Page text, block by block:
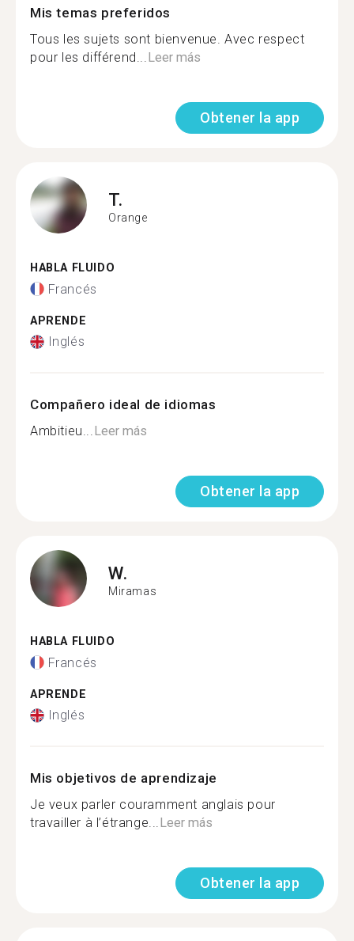
Mis temas preferidos
Tous les sujets sont bienvenue. Avec respect
pour les différend...Leer más
Obtener la app
T.
Orange
HABLA FLUIDO
Francés
APRENDE
Inglés
Compañero ideal de idiomas
Ambitieu...Leer más
Obtener la app
W.
Miramas
HABLA FLUIDO
Francés
APRENDE
Inglés
Mis objetivos de aprendizaje
Je veux parler couramment anglais pour
travailler à l’étrange...Leer más
Obtener la app